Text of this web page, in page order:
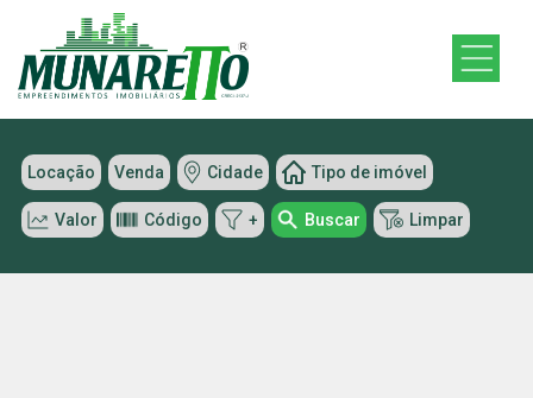
Locação Venda Cidade Tipo de imóvel
Valor Código + Buscar Limpar